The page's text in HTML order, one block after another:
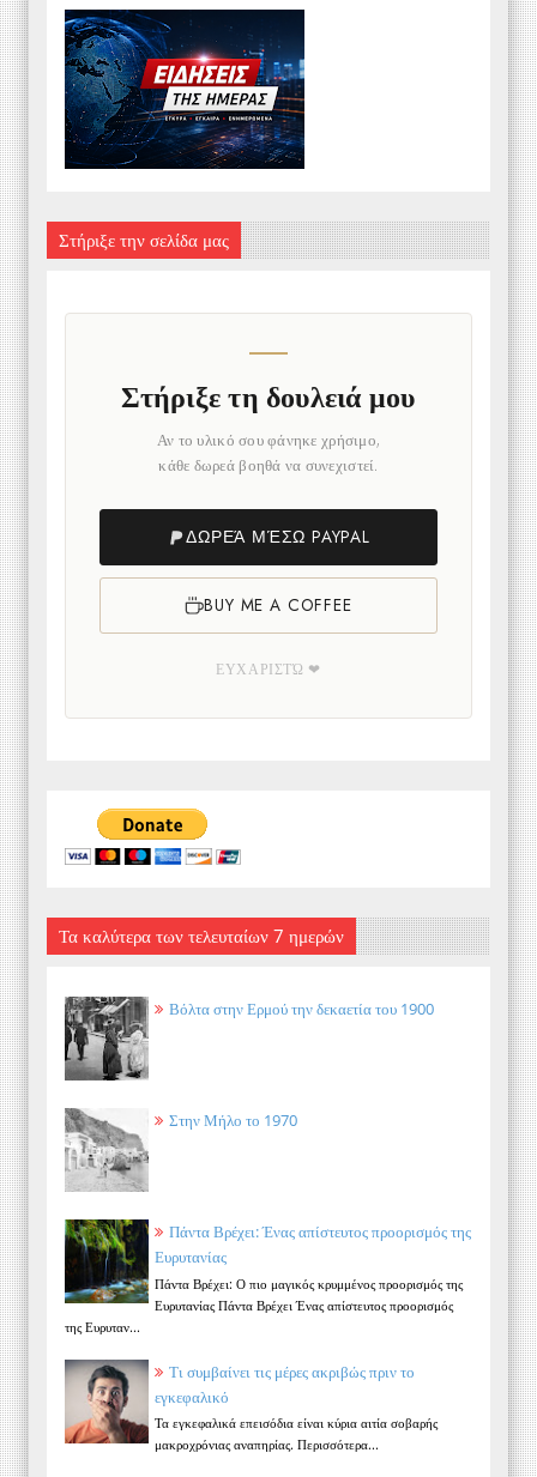
Στήριξε την σελίδα μας
Στήριξε τη δουλειά μου
Αν το υλικό σου φάνηκε χρήσιμο,
κάθε δωρεά βοηθά να συνεχιστεί.
ΔΩΡΕΆ ΜΈΣΩ PAYPAL
BUY ME A COFFEE
ΕΥΧΑΡΙΣΤΏ ❤
Τα καλύτερα των τελευταίων 7 ημερών
Βόλτα στην Ερμού την δεκαετία του 1900
Στην Μήλο το 1970
Πάντα Βρέχει: Ένας απίστευτος προορισμός της
Ευρυτανίας
Πάντα Βρέχει: Ο πιο μαγικός κρυμμένος προορισμός της
Ευρυτανίας Πάντα Βρέχει Ένας απίστευτος προορισμός
της Ευρυταν...
Τι συμβαίνει τις μέρες ακριβώς πριν το
εγκεφαλικό
Τα εγκεφαλικά επεισόδια είναι κύρια αιτία σοβαρής
μακροχρόνιας αναπηρίας. Περισσότερα...